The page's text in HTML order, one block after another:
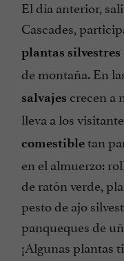
El día anterior,
Cascades,
plantas silvestres
de montaña. En
salvajes crecen a
lleva a los
comestibletan
en el almuerzo:
de ratón verde,
pesto de ajo
panqueques de
¡Algunas plantas